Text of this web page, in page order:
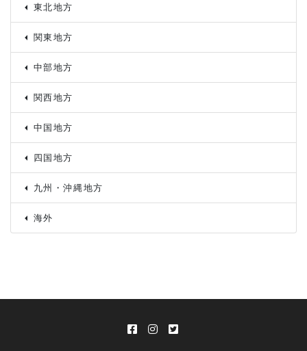
東北地方
関東地方
中部地方
関西地方
中国地方
四国地方
九州・沖縄地方
海外